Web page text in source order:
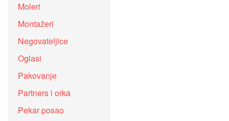
Moleri
Montažeri
Negovateljice
Oglasi
Pakovanje
Partners i orka
Pekar posao